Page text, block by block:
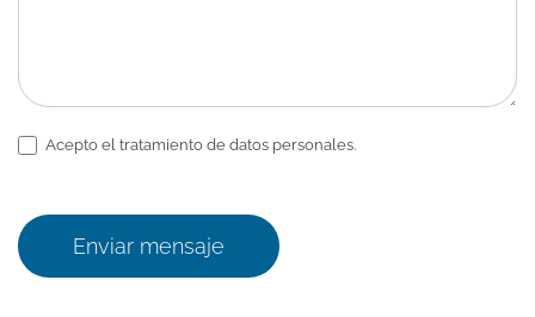
Acepto el tratamiento de datos personales.
Enviar mensaje